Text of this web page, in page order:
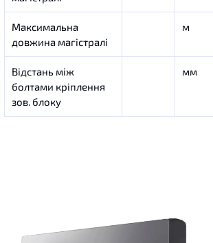
Максимальна
довжина магістралі
м
Відстань між
болтами кріплення
зов. блоку
мм